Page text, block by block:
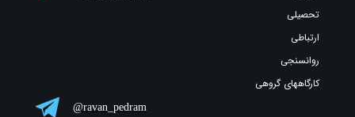
تحصیلی
ارتباطی
روانسنجی
کارگاههای گروهی
ravan_pedram@